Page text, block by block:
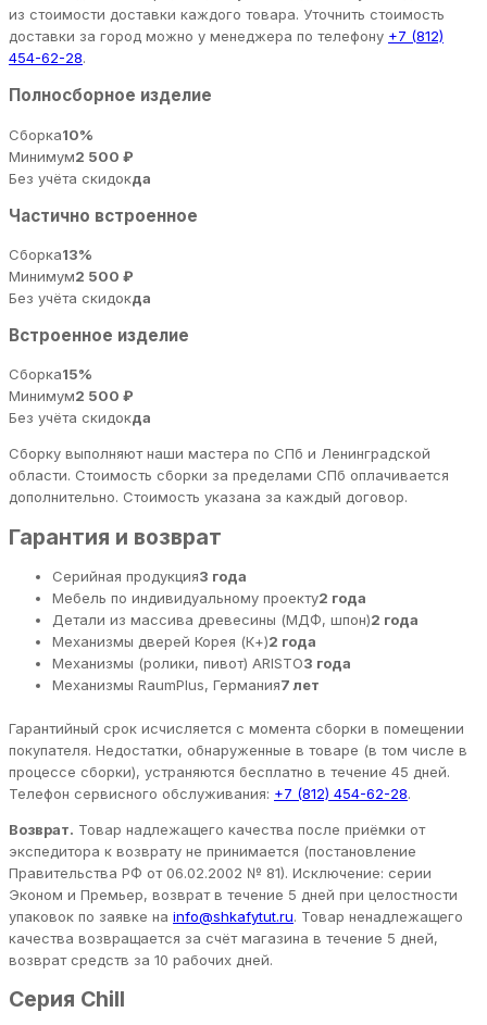
из стоимости доставки каждого товара. Уточнить стоимость
доставки за город можно у менеджера по телефону +7 (812)
454-62-28.
Полносборное изделие
Сборка10%
Минимум2 500 ₽
Без учёта скидокда
Частично встроенное
Сборка13%
Минимум2 500 ₽
Без учёта скидокда
Встроенное изделие
Сборка15%
Минимум2 500 ₽
Без учёта скидокда
Сборку выполняют наши мастера по СПб и Ленинградской
области. Стоимость сборки за пределами СПб оплачивается
дополнительно. Стоимость указана за каждый договор.
Гарантия и возврат
Серийная продукция3 года
Мебель по индивидуальному проекту2 года
Детали из массива древесины (МДФ, шпон)2 года
Механизмы дверей Корея (К+)2 года
Механизмы (ролики, пивот) ARISTO3 года
Механизмы RaumPlus, Германия7 лет
Гарантийный срок исчисляется с момента сборки в помещении
покупателя. Недостатки, обнаруженные в товаре (в том числе в
процессе сборки), устраняются бесплатно в течение 45 дней.
Телефон сервисного обслуживания: +7 (812) 454-62-28.
Возврат. Товар надлежащего качества после приёмки от
экспедитора к возврату не принимается (постановление
Правительства РФ от 06.02.2002 № 81). Исключение: серии
Эконом и Премьер, возврат в течение 5 дней при целостности
упаковок по заявке на info@shkafytut.ru. Товар ненадлежащего
качества возвращается за счёт магазина в течение 5 дней,
возврат средств за 10 рабочих дней.
Серия Chill